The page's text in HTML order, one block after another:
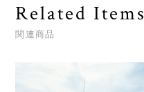
Related Items
関連商品